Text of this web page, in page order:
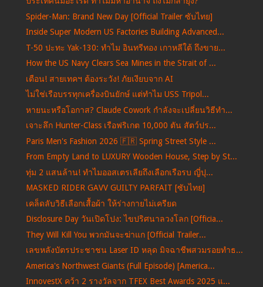
Spider-Man: Brand New Day [Official Trailer ซับไทย]
Inside Super Modern US Factories Building Advanced...
T-50 ปะทะ Yak-130: ทำไม อินทรีทอง เกาหลีใต้ ถึงขาย...
How the US Navy Clears Sea Mines in the Strait of ...
เตือน! สายเทคฯ ต้องระวัง! ภัยเงียบจาก AI
ไม่ใช่เรือบรรทุกเครื่องบินยักษ์ แต่ทำไม USS Tripol...
หายนะหรือโอกาส? Claude Cowork กำลังจะเปลี่ยนวิธีทำ...
เจาะลึก Hunter-Class เรือฟริเกต 10,000 ตัน สัตว์ปร...
Paris Men's Fashion 2026 🇫🇷 Spring Street Style ...
From Empty Land to LUXURY Wooden House, Step by St...
ทุ่ม 2 แสนล้าน! ทำไมออสเตรเลียถึงเลือกเรือรบ ญี่ปุ...
MASKED RIDER GAVV GUILTY PARFAIT [ซับไทย]
เคล็ดลับวิธีเลือกเสื้อผ้า ให้ร่างกายไม่เครียด
Disclosure Day วันเปิดโปง: ไขปริศนาลวงโลก [Officia...
They Will Kill You พวกมันจะฆ่าแก [Official Trailer...
เลขหลังบัตรประชาชน Laser ID หลุด มิจฉาชีพสวมรอยทำธ...
America's Northwest Giants (Full Episode) [America...
InnovestX คว้า 2 รางวัลจาก TFEX Best Awards 2025 แ...